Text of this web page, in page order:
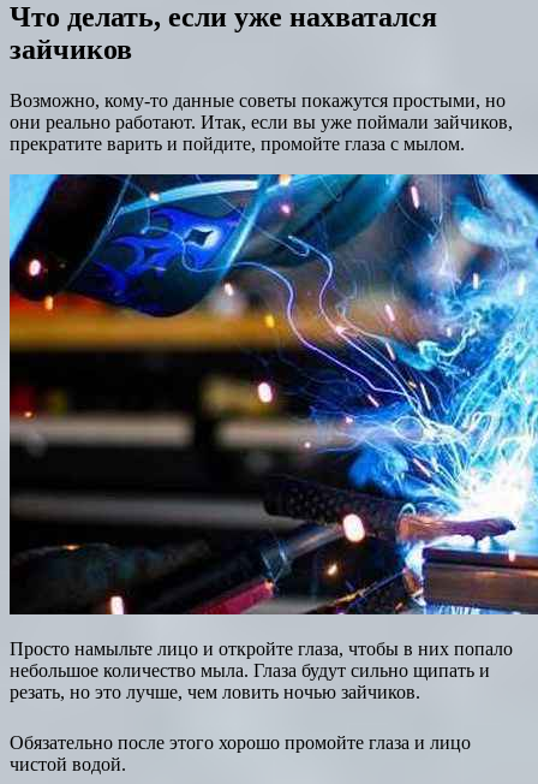
Что делать, если уже нахватался
зайчиков
Возможно, кому-то данные советы покажутся простыми, но
они реально работают. Итак, если вы уже поймали зайчиков,
прекратите варить и пойдите, промойте глаза с мылом.
Просто намыльте лицо и откройте глаза, чтобы в них попало
небольшое количество мыла. Глаза будут сильно щипать и
резать, но это лучше, чем ловить ночью зайчиков.
Обязательно после этого хорошо промойте глаза и лицо
чистой водой.